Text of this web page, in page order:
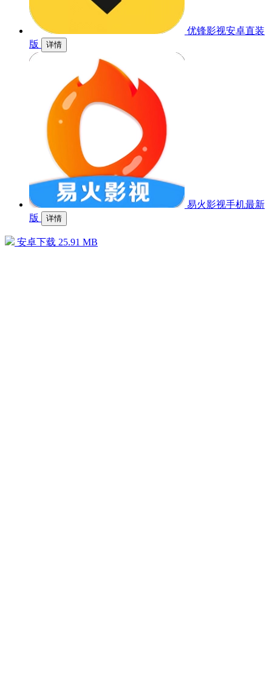
优锋影视安卓直装
版
详情
易火影视手机最新
版
详情
安卓下载 25.91 MB